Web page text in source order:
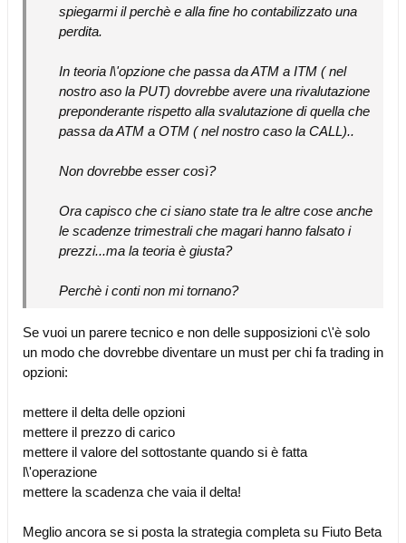
spiegarmi il perchè e alla fine ho contabilizzato una
perdita.
In teoria l\'opzione che passa da ATM a ITM ( nel
nostro aso la PUT) dovrebbe avere una rivalutazione
preponderante rispetto alla svalutazione di quella che
passa da ATM a OTM ( nel nostro caso la CALL)..
Non dovrebbe esser così?
Ora capisco che ci siano state tra le altre cose anche
le scadenze trimestrali che magari hanno falsato i
prezzi...ma la teoria è giusta?
Perchè i conti non mi tornano?
Se vuoi un parere tecnico e non delle supposizioni c\'è solo
un modo che dovrebbe diventare un must per chi fa trading in
opzioni:
mettere il delta delle opzioni
mettere il prezzo di carico
mettere il valore del sottostante quando si è fatta
l\'operazione
mettere la scadenza che vaia il delta!
Meglio ancora se si posta la strategia completa su Fiuto Beta